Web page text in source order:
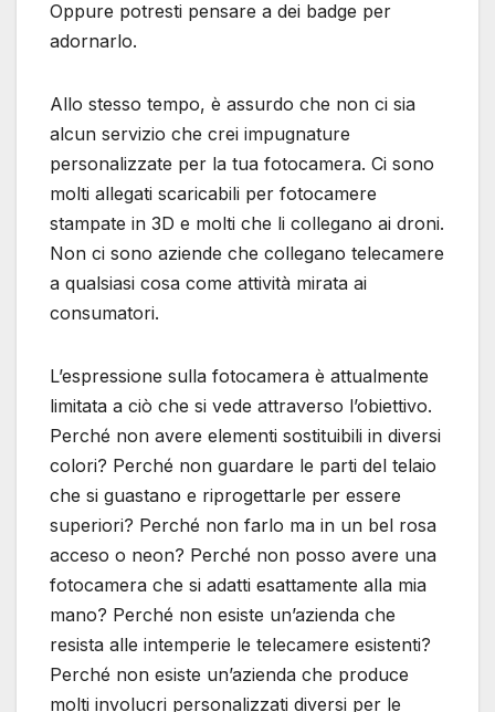
Oppure potresti pensare a dei badge per
adornarlo.
Allo stesso tempo, è assurdo che non ci sia
alcun servizio che crei impugnature
personalizzate per la tua fotocamera. Ci sono
molti allegati scaricabili per fotocamere
stampate in 3D e molti che li collegano ai droni.
Non ci sono aziende che collegano telecamere
a qualsiasi cosa come attività mirata ai
consumatori.
L’espressione sulla fotocamera è attualmente
limitata a ciò che si vede attraverso l’obiettivo.
Perché non avere elementi sostituibili in diversi
colori? Perché non guardare le parti del telaio
che si guastano e riprogettarle per essere
superiori? Perché non farlo ma in un bel rosa
acceso o neon? Perché non posso avere una
fotocamera che si adatti esattamente alla mia
mano? Perché non esiste un’azienda che
resista alle intemperie le telecamere esistenti?
Perché non esiste un’azienda che produce
molti involucri personalizzati diversi per le